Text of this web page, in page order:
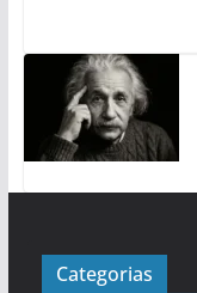
Categorias